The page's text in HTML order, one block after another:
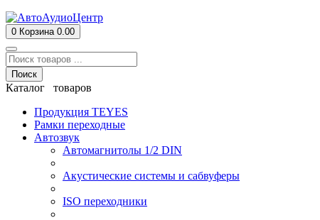
0 Корзина 0.00
Поиск
Каталог товаров
Продукция TEYES
Рамки переходные
Автозвук
Автомагнитолы 1/2 DIN
Акустические системы и сабвуферы
ISO переходники